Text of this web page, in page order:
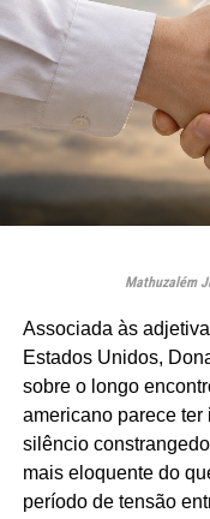
Mathuzalém
Associada às
Estados Unidos,
sobre o longo
americano parece
silêncio
mais eloquente do
período de tensão